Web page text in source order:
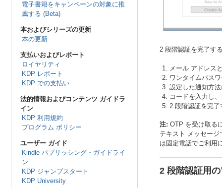
電子書籍をキャンペーンの対象に推
薦する (Beta)
本およびシリーズの更新
本の更新
支払いおよびレポート
ロイヤリティ
KDP レポート
KDP での支払い
法的情報およびコンテンツ ガイドラ
イン
KDP 利用規約
プログラム ポリシー
ユーザー ガイド
Kindle パブリッシング・ガイドライ
ン
KDP ジャンプスタート
KDP University
2 段階認証を完了す
メール アドレス
ワンタイムパス
設定した通知方
コードを入力し
2 段階認証を完
注: OTP を受け取る
テキスト メッセー
は固定電話でご利用
2 段階認証用